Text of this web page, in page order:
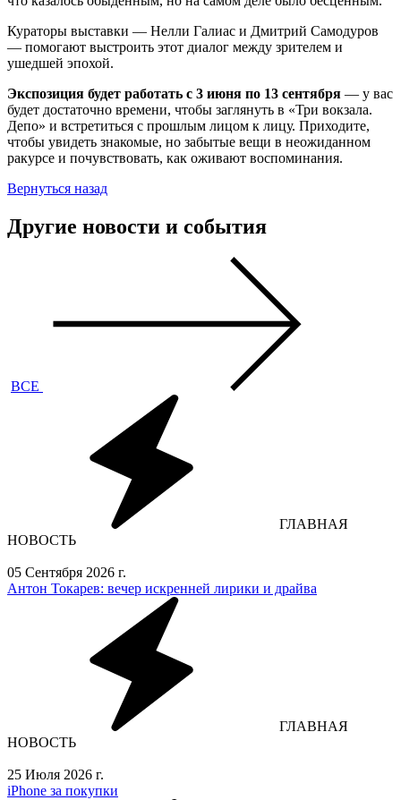
Кураторы выставки — Нелли Галиас и Дмитрий Самодуров
— помогают выстроить этот диалог между зрителем и
ушедшей эпохой.
Экспозиция будет работать с 3 июня по 13 сентября — у вас
будет достаточно времени, чтобы заглянуть в «Три вокзала.
Депо» и встретиться с прошлым лицом к лицу. Приходите,
чтобы увидеть знакомые, но забытые вещи в неожиданном
ракурсе и почувствовать, как оживают воспоминания.
Вернуться назад
Другие новости и события
ВСЕ
ГЛАВНАЯ
НОВОСТЬ
05 Сентября 2026 г.
Антон Токарев: вечер искренней лирики и драйва
ГЛАВНАЯ
НОВОСТЬ
25 Июля 2026 г.
iPhone за покупки